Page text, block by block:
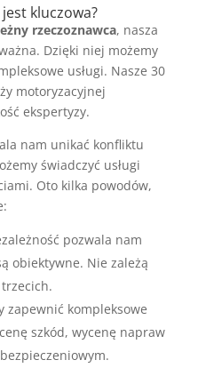
kluczowa?
rzeczoznawca, nasza
Dzięki niej możemy
usługi. Nasze 30
motoryzacyjnej
ekspertyzy.
nam unikać konfliktu
świadczyć usługi
Oto kilka powodów,
pozwala nam
obiektywne. Nie zależą
zapewnić kompleksowe
szkód, wycenę napraw